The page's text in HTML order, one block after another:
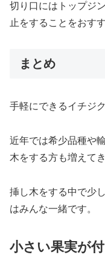
切り口にはトップジ
止をすることをおす
まとめ
手軽にできるイチジ
近年では希少品種や
木をする方も増えてき
挿し木をする中で少
はみんな一緒です。
小さい果実が